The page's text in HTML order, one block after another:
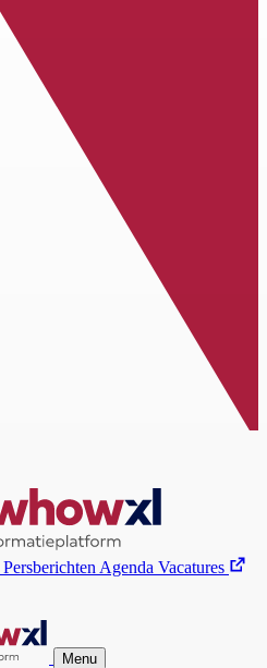
Persberichten Agenda Vacatures
Menu